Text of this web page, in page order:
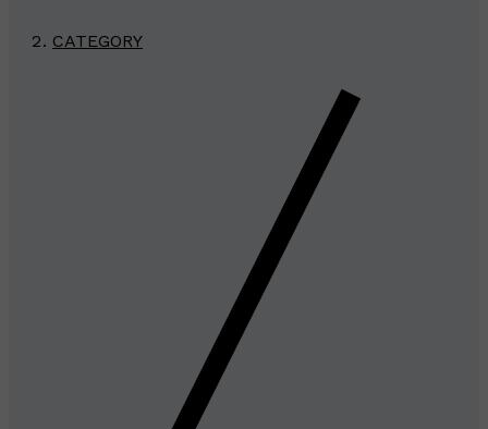
CATEGORY